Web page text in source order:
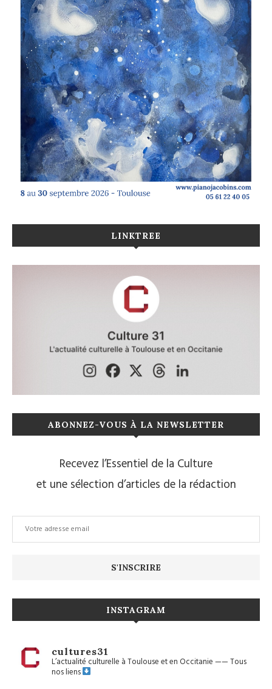
LINKTREE
ABONNEZ-VOUS À LA NEWSLETTER
Recevez l’Essentiel de la Culture
et une sélection d’articles de la rédaction
INSTAGRAM
cultures31
L’actualité culturelle à Toulouse et en Occitanie——Tous
nos liens